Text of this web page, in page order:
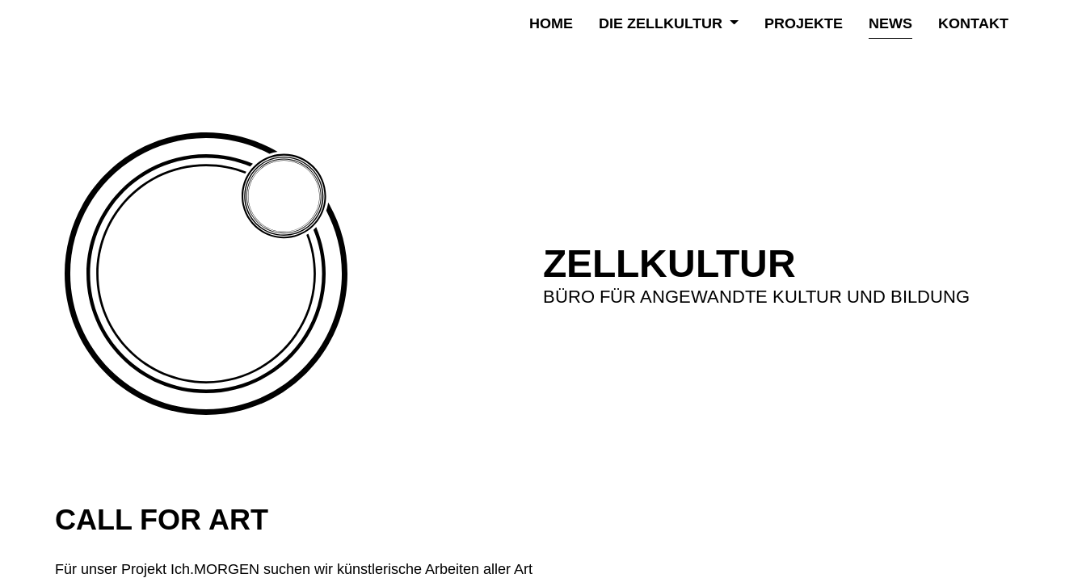
HOME DIE ZELLKULTUR PROJEKTE NEWS KONTAKT
ZELLKULTUR
BÜRO FÜR ANGEWANDTE KULTUR UND BILDUNG
CALL FOR ART
Für unser Projekt Ich.MORGEN suchen wir künstlerische Arbeiten aller Art